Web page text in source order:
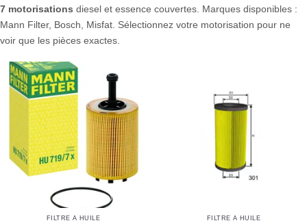
7 motorisations diesel et essence couvertes. Marques disponibles :
Mann Filter, Bosch, Misfat. Sélectionnez votre motorisation pour ne
voir que les pièces exactes.
FILTRE À HUILE FILTRE À HUILE